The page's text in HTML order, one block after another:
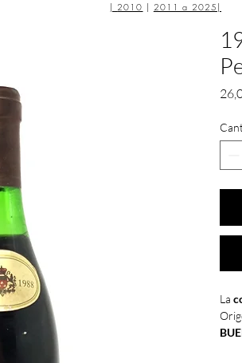
| 2010 | 2011 a 2025 |
La